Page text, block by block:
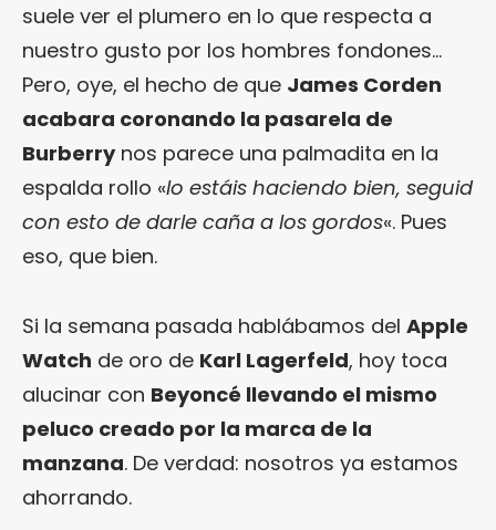
suele ver el plumero en lo que respecta a
nuestro gusto por los hombres fondones…
Pero, oye, el hecho de que James Corden
acabara coronando la pasarela de
Burberrynos parece una palmadita en la
espalda rollo «lo estáis haciendo bien, seguid
con esto de darle caña a los gordos«. Pues
eso, que bien.
Si la semana pasada hablábamos del Apple
Watch de oro de Karl Lagerfeld, hoy toca
alucinar con Beyoncé llevando el mismo
peluco creado por la marca de la
manzana. De verdad: nosotros ya estamos
ahorrando.